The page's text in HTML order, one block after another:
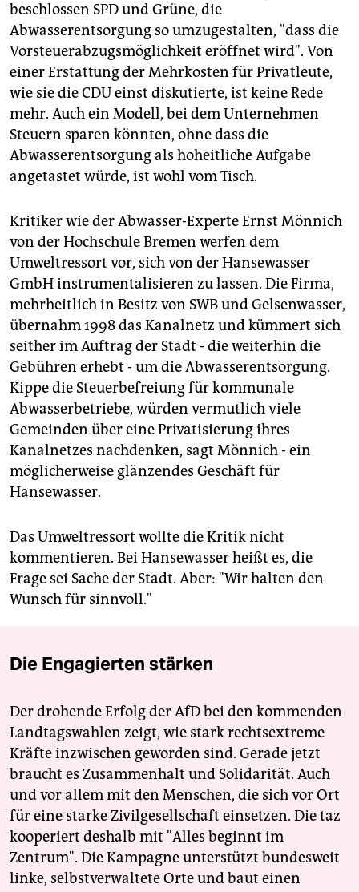
beschlossen SPD und Grüne, die
Abwasserentsorgung so umzugestalten, "dass die
Vorsteuerabzugsmöglichkeit eröffnet wird". Von
einer Erstattung der Mehrkosten für Privatleute,
wie sie die CDU einst diskutierte, ist keine Rede
mehr. Auch ein Modell, bei dem Unternehmen
Steuern sparen könnten, ohne dass die
Abwasserentsorgung als hoheitliche Aufgabe
angetastet würde, ist wohl vom Tisch.
Kritiker wie der Abwasser-Experte Ernst Mönnich
von der Hochschule Bremen werfen dem
Umweltressort vor, sich von der Hansewasser
GmbH instrumentalisieren zu lassen. Die Firma,
mehrheitlich in Besitz von SWB und Gelsenwasser,
übernahm 1998 das Kanalnetz und kümmert sich
seither im Auftrag der Stadt - die weiterhin die
Gebühren erhebt - um die Abwasserentsorgung.
Kippe die Steuerbefreiung für kommunale
Abwasserbetriebe, würden vermutlich viele
Gemeinden über eine Privatisierung ihres
Kanalnetzes nachdenken, sagt Mönnich - ein
möglicherweise glänzendes Geschäft für
Hansewasser.
Das Umweltressort wollte die Kritik nicht
kommentieren. Bei Hansewasser heißt es, die
Frage sei Sache der Stadt. Aber: "Wir halten den
Wunsch für sinnvoll."
Die Engagierten stärken
Der drohende Erfolg der AfD bei den kommenden
Landtagswahlen zeigt, wie stark rechtsextreme
Kräfte inzwischen geworden sind. Gerade jetzt
braucht es Zusammenhalt und Solidarität. Auch
und vor allem mit den Menschen, die sich vor Ort
für eine starke Zivilgesellschaft einsetzen. Die taz
kooperiert deshalb mit "Alles beginnt im
Zentrum". Die Kampagne unterstützt bundesweit
linke, selbstverwaltete Orte und baut einen